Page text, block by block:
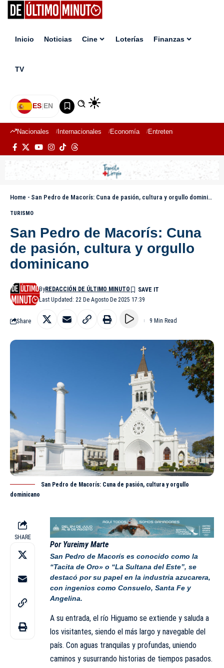
Inicio Noticias Cine Loterías Finanzas
TV
ES|EN
Nacionales Internacionales Economía Entretenimiento
Home - San Pedro de Macorís: Cuna de pasión, cultura y orgullo dominicano
TURISMO
San Pedro de Macorís: Cuna
de pasión, cultura y orgullo
dominicano
Last Updated: 22 De Agosto De 2025 17:39
ByREDACCIÓN DE ÚLTIMO MINUTO
Share 9 Min Read
San Pedro de Macorís: Cuna de pasión, cultura y orgullo
dominicano
SHARE
Por Yureimy Marte
San Pedro de Macorís es conocido como la
“Tacita de Oro» o “La Sultana del Este”, se
destacó por su papel en la industria azucarera,
con ingenios como Consuelo, Santa Fe y
Angelina.
A su entrada, el río Higuamo se extiende y saluda a
los visitantes, siendo el más largo y navegable del
país. Con aguas tranquilas y profundas, uniendo
caminos y susurrando historias de tiempos pasados.